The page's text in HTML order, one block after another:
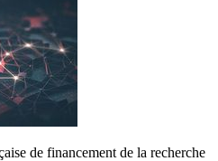
de financement de la recherche